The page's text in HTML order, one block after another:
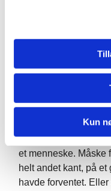
Kun
Nielsen skrev et
ved. Gæren
den var i forvejen,
i kirke, ud i naturen,
kunst, så vækkes der
besad. En ny styrke,
noget andet end vi
et menneske. Måske
helt andet kant, på
havde forventet.